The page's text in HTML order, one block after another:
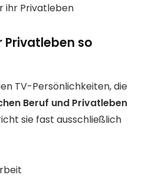
ihr Privatleben
Privatleben so
TV-Persönlichkeiten, die
Beruf und Privatleben
sie fast ausschließlich